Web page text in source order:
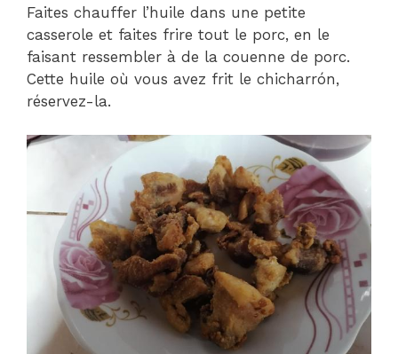
Faites chauffer l’huile dans une petite
casserole et faites frire tout le porc, en le
faisant ressembler à de la couenne de porc.
Cette huile où vous avez frit le chicharrón,
réservez-la.